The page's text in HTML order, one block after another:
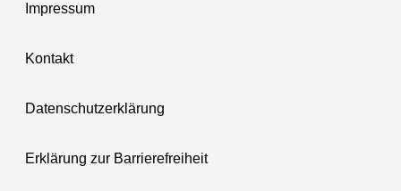
Impressum
Kontakt
Datenschutzerklärung
Erklärung zur Barrierefreiheit